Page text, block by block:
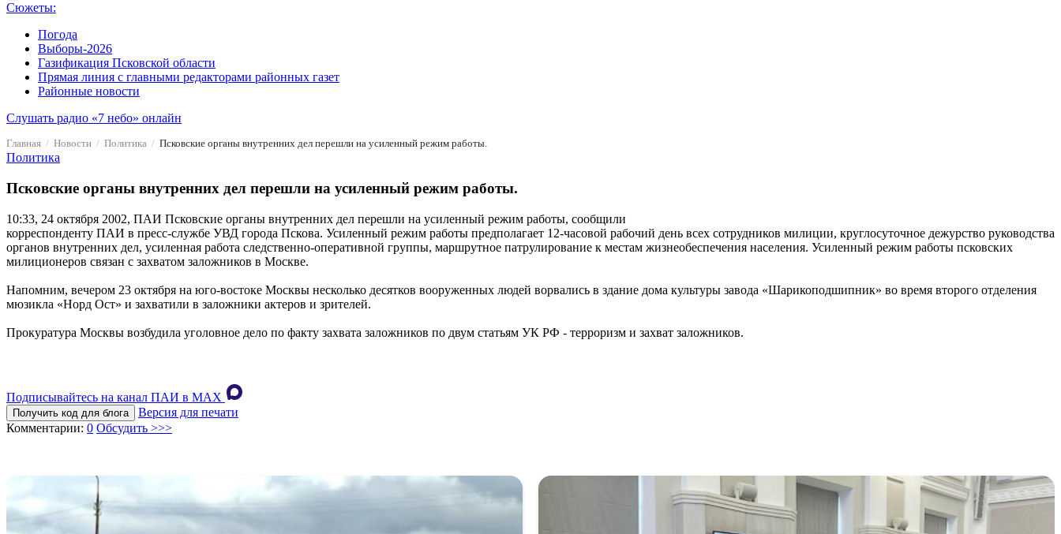
Сюжеты:
Погода
Выборы-2026
Газификация Псковской области
Прямая линия с главными редакторами районных газет
Районные новости
Слушать радио «7 небо» онлайн
Главная Новости Политика Псковские органы внутренних дел перешли на усиленный режим работы.
Политика
Псковские органы внутренних дел перешли на усиленный режим работы.
10:33, 24 октября 2002, ПАИ Псковские органы внутренних дел перешли на усиленный режим работы, сообщили
корреспонденту ПАИ в пресс-службе УВД города Пскова. Усиленный режим работы предполагает 12-часовой рабочий день всех сотрудников милиции, круглосуточное дежурство руководства
органов внутренних дел, усиленная работа следственно-оперативной группы, маршрутное патрулирование к местам жизнеобеспечения населения. Усиленный режим работы псковских
милиционеров связан с захватом заложников в Москве.
Напомним, вечером 23 октября на юго-востоке Москвы несколько десятков вооруженных людей ворвались в здание дома культуры завода «Шарикоподшипник» во время второго отделения
мюзикла «Норд Ост» и захватили в заложники актеров и зрителей.
Прокуратура Москвы возбудила уголовное дело по факту захвата заложников по двум статьям УК РФ - терроризм и захват заложников.
Подписывайтесь на канал ПАИ в MAХ
Получить код для блога
Версия для печати
Комментарии: 0 Обсудить >>>